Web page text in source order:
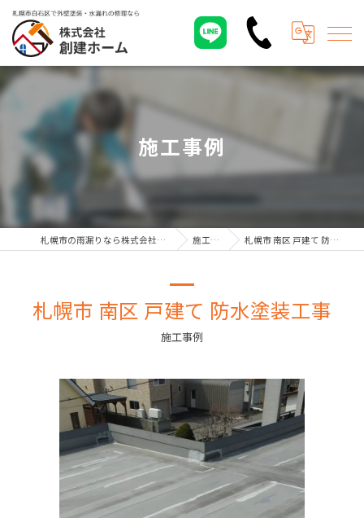
施工事例
札幌市の雨漏りなら株式会社創建ホーム 施工事例 札幌市 南区 戸建て 防水塗装工事
施工事例
札幌市 南区 戸建て 防水塗装工事